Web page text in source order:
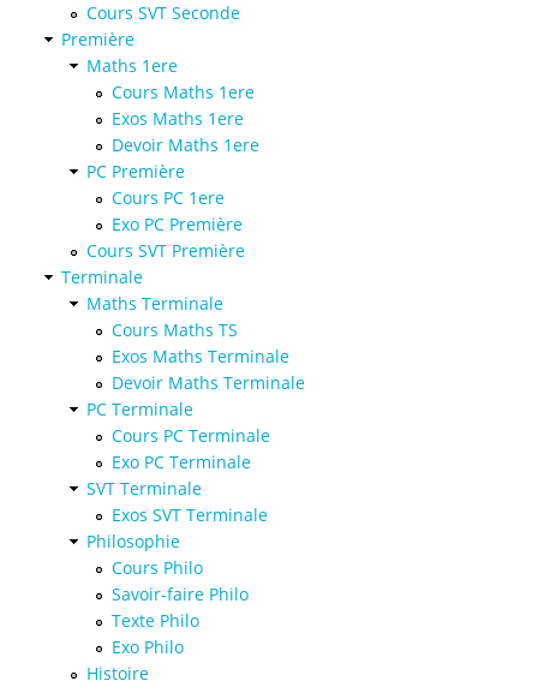
Cours SVT Seconde
Première
Maths 1ere
Cours Maths 1ere
Exos Maths 1ere
Devoir Maths 1ere
PC Première
Cours PC 1ere
Exo PC Première
Cours SVT Première
Terminale
Maths Terminale
Cours Maths TS
Exos Maths Terminale
Devoir Maths Terminale
PC Terminale
Cours PC Terminale
Exo PC Terminale
SVT Terminale
Exos SVT Terminale
Philosophie
Cours Philo
Savoir-faire Philo
Texte Philo
Exo Philo
Histoire